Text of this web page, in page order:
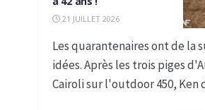
21 JUILLET 2026
Les quarantenaires ont de la
idées. Après les trois piges
Cairoli sur l'outdoor 450, Ken